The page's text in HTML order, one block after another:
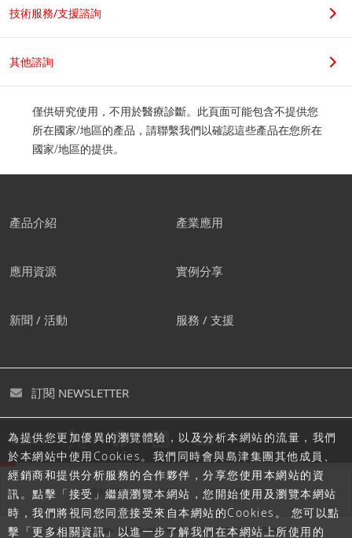
為提供您更加優異的瀏覽體驗，以及分析本網站的流量，我們
於本網站中使用Cookies。我們同時會與島津集團其他成員、
經銷商和提供分析服務的合作夥伴，分享您使用本網站的資
訊。點擊「接受」繼續瀏覽本網站，您開始使用及瀏覽本網站
時，我們將視同您同意接受來自本網站的Cookies。 您可以點
擊「更多相關資訊」以進一步了解我們在本網站上所使用的
技術服務/支援諮詢
其他諮詢
僅供研究使用，不用於醫療診斷。此頁面可能包含不提供您
所在國家/地區的產品，請聯繫我們以確認這些產品在您所在
國家/地區的提供。
產品介紹 產業應用
應用資源 實例分享
新聞 / 活動 服務 / 支援
訂閱 NEWSLETTER
追蹤島津
隱私聲明 使用條款 網站地圖